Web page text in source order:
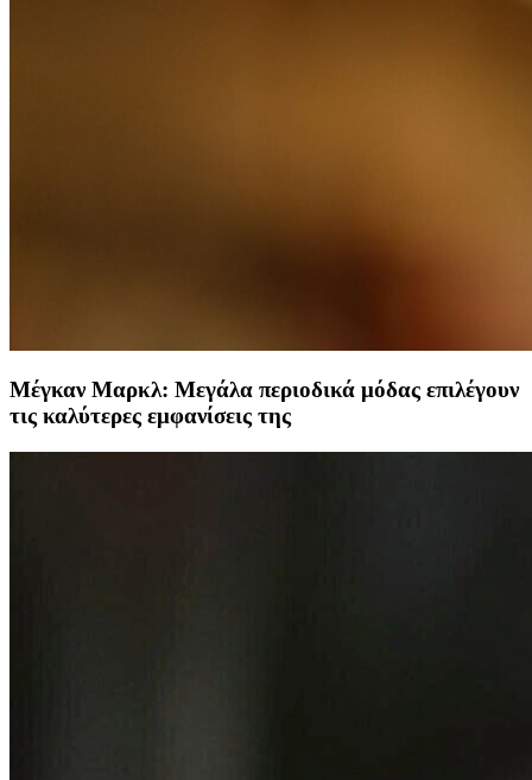
Μέγκαν Μαρκλ: Μεγάλα περιοδικά μόδας επιλέγουν
τις καλύτερες εμφανίσεις της